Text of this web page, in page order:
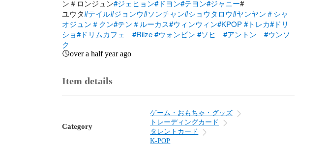
ン＃ロンジュン#ジェヒョン#ドヨン#テヨン#ジャニー#
ユウタ#テイル#ジョンウ#ソンチャン#ショウタロウ#ヤンヤン＃シャ
オジュン＃クン#テン＃ルーカス#ウィンウィン#KPOP #トレカ#ドリ
ショ#ドリムカフェ #Riize #ウォンビン #ソヒ #アントン
#ウンソ
ク
over a half year ago
Item details
Category
ゲーム・おもちゃ・グッズ
トレーディングカード
タレントカード
K-POP